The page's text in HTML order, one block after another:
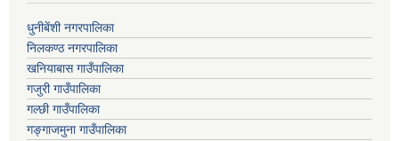
धुनीबेंशी नगरपालिका
निलकण्ठ नगरपालिका
खनियाबास गाउँपालिका
गजुरी गाउँपालिका
गल्छी गाउँपालिका
गङ्गाजमुना गाउँपालिका